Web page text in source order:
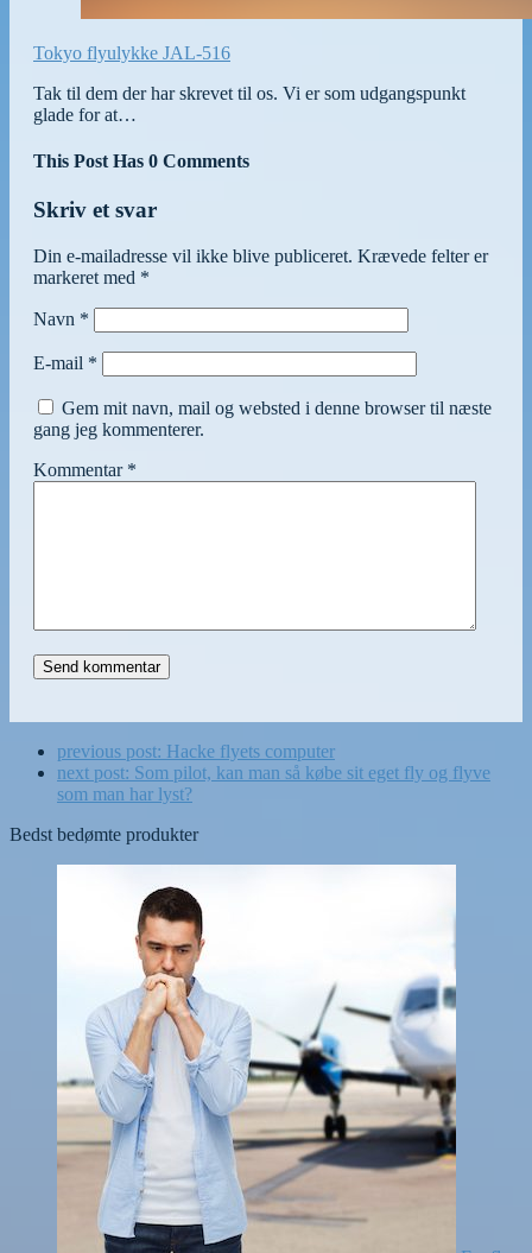
Tokyo flyulykke JAL-516
Tak til dem der har skrevet til os. Vi er som udgangspunkt
glade for at…
This Post Has 0 Comments
Skriv et svar
Din e-mailadresse vil ikke blive publiceret. Krævede felter er
markeret med *
Navn *
E-mail *
Gem mit navn, mail og websted i denne browser til næste
gang jeg kommenterer.
Kommentar *
previous post: Hacke flyets computer
next post: Som pilot, kan man så købe sit eget fly og flyve
som man har lyst?
Bedst bedømte produkter